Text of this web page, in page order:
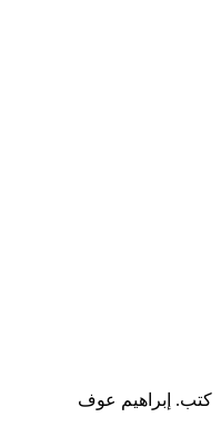
كتب. إبراهيم عوف